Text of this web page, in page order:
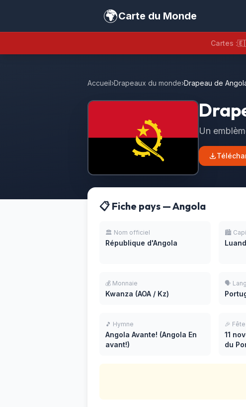
🌍Carte du Monde
Cartes :
Accueil›Drapeaux du monde›Drapeau de
Un
📋 Fiche pays — Angola
🏛️ Nom officiel
République d'Angola
🏙️
💰 Monnaie
Kwanza (AOA / Kz)
🗣️
🎵 Hymne
Angola Avante! (Angola En
avant!)
🎉
11
du